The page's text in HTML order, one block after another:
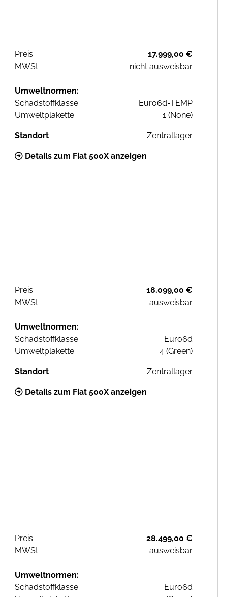
Preis:
17.999,00 €
MWSt:
nicht ausweisbar
Umweltnormen:
Schadstoffklasse
Euro6d-TEMP
Umweltplakette
1 (None)
Standort Zentrallager
Details zum Fiat 500X anzeigen
Preis:
18.099,00 €
MWSt:
ausweisbar
Umweltnormen:
Schadstoffklasse
Euro6d
Umweltplakette
4 (Green)
Standort Zentrallager
Details zum Fiat 500X anzeigen
Preis:
28.499,00 €
MWSt:
ausweisbar
Umweltnormen:
Schadstoffklasse
Euro6d